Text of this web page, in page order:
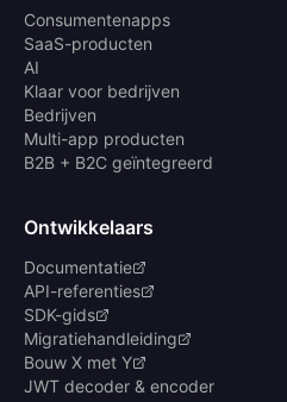
Consumentenapps
SaaS-producten
AI
Klaar voor bedrijven
Bedrijven
Multi-app producten
B2B + B2C geïntegreerd
Ontwikkelaars
Documentatie
API-referenties
SDK-gids
Migratiehandleiding
Bouw X met Y
JWT decoder & encoder